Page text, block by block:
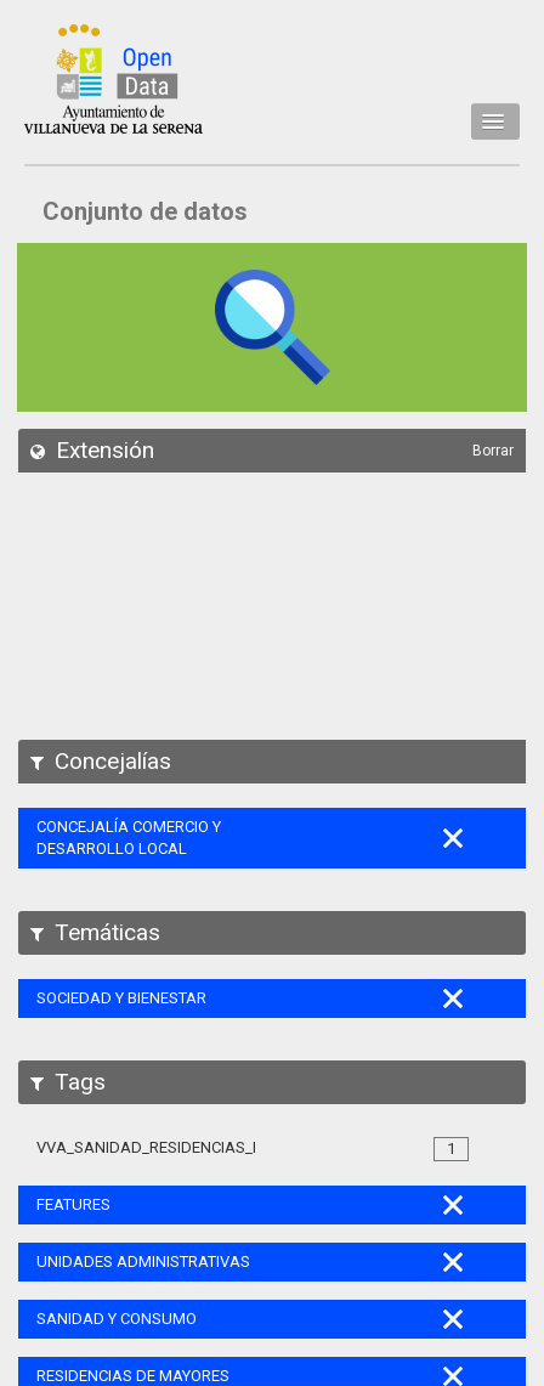
Inicio
Datos
API
Conjunto de datos
Extensión Borrar
Concejalías
CONCEJALÍA COMERCIO Y
DESARROLLO LOCAL
Temáticas
SOCIEDAD Y BIENESTAR
Tags
1
VVA_SANIDAD_RESIDENCIAS_MAYORES_105
FEATURES
UNIDADES ADMINISTRATIVAS
SANIDAD Y CONSUMO
RESIDENCIAS DE MAYORES